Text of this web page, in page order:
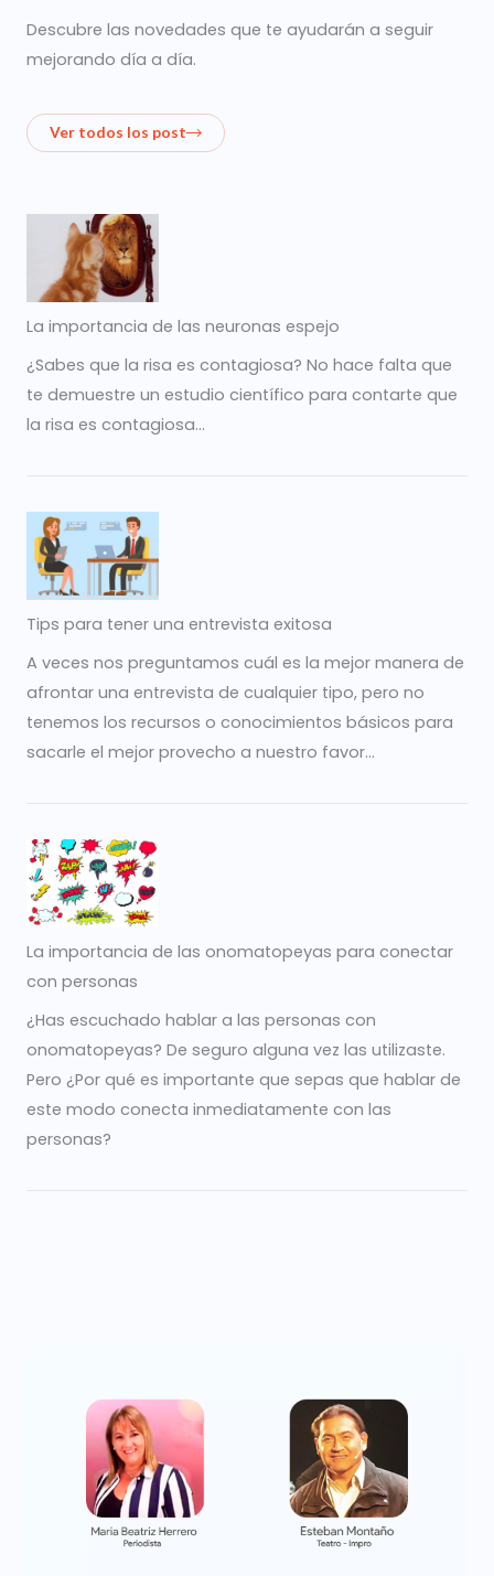
Descubre las novedades que te ayudarán a seguir
mejorando día a día.
Ver todos los post
La importancia de las neuronas espejo
¿Sabes que la risa es contagiosa? No hace falta que
te demuestre un estudio científico para contarte que
la risa es contagiosa…
Tips para tener una entrevista exitosa
A veces nos preguntamos cuál es la mejor manera de
afrontar una entrevista de cualquier tipo, pero no
tenemos los recursos o conocimientos básicos para
sacarle el mejor provecho a nuestro favor...
La importancia de las onomatopeyas para conectar
con personas
¿Has escuchado hablar a las personas con
onomatopeyas? De seguro alguna vez las utilizaste.
Pero ¿Por qué es importante que sepas que hablar de
este modo conecta inmediatamente con las
personas?